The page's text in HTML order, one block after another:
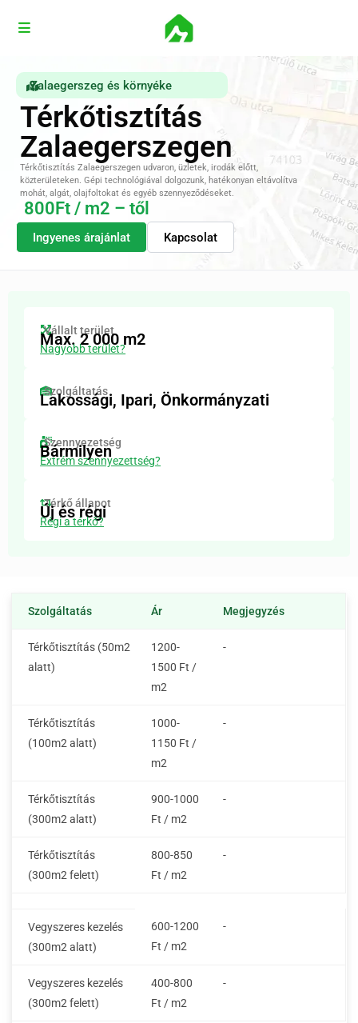
Zalaegerszeg és környéke
Térkőtisztítás
Zalaegerszegen
Térkőtisztítás Zalaegerszegen udvaron, üzletek, irodák előtt,
közterületeken. Gépi technológiával dolgozunk, hatékonyan eltávolítva
mohát, algát, olajfoltokat és egyéb szennyeződéseket.
800Ft / m2 – től
Ingyenes árajánlat Kapcsolat
Vállalt terület
Max. 2 000 m2
Nagyobb terület?
Szolgáltatás
Lakossági, Ipari, Önkormányzati
Szennyezetség
Bármilyen
Extrém szennyezettség?
Térkő állapot
Új és régi
Régi a térkő?
Szolgáltatás Ár Megjegyzés
Térkőtisztítás (50m2
alatt)
1200-
1500 Ft /
m2
-
Térkőtisztítás
(100m2 alatt)
1000-
1150 Ft /
m2
-
Térkőtisztítás
(300m2 alatt)
900-1000
Ft / m2
-
Térkőtisztítás
(300m2 felett)
800-850
Ft / m2
-
Vegyszeres kezelés
(300m2 alatt)
600-1200
Ft / m2
-
Vegyszeres kezelés
(300m2 felett)
400-800
Ft / m2
-